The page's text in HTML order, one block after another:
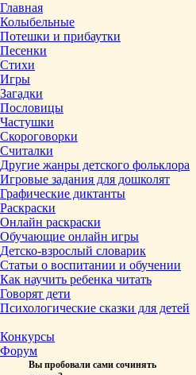
Главная
Колыбельные
Потешки и прибаутки
Песенки
Стихи
Игры
Загадки
Пословицы
Частушки
Скороговорки
Считалки
Другие жанры детского фольклора
Игровые задания для дошколят
Графические диктанты
Раскраски
Онлайн раскраски
Обучающие онлайн игры
Детско-взрослый словарик
Статьи о воспитании и обучении
Как научить ребенка читать
Говорят дети
Психологические сказки для детей
Конкурсы
Форум
Вы пробовали сами сочинять